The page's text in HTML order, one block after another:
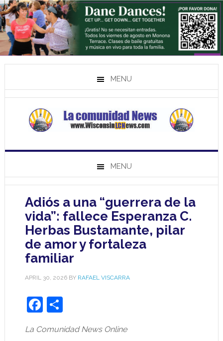
MENU
MENU
Adiós a una “guerrera de la
vida”: fallece Esperanza C.
Herbas Bustamante, pilar
de amor y fortaleza
familiar
APRIL 30, 2026BY RAFAEL VISCARRA
Facebook
Share
La Comunidad News Online